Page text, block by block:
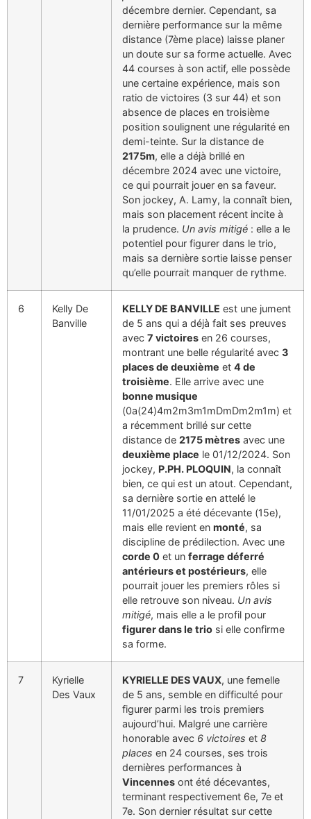
décembre dernier. Cependant, sa
dernière performance sur la même
distance (7ème place) laisse planer
un doute sur sa forme actuelle. Avec
44 courses à son actif, elle possède
une certaine expérience, mais son
ratio de victoires (3 sur 44) et son
absence de places en troisième
position soulignent une régularité en
demi-teinte. Sur la distance de
2175m, elle a déjà brillé en
décembre 2024 avec une victoire,
ce qui pourrait jouer en sa faveur.
Son jockey, A. Lamy, la connaît bien,
mais son placement récent incite à
la prudence. Un avis mitigé : elle a le
potentiel pour figurer dans le trio,
mais sa dernière sortie laisse penser
qu’elle pourrait manquer de rythme.
6
Kelly De
Banville
KELLY DE BANVILLE est une jument
de 5 ans qui a déjà fait ses preuves
avec 7 victoires en 26 courses,
montrant une belle régularité avec 3
places de deuxième et 4 de
troisième. Elle arrive avec une
bonne musique
(0a(24)4m2m3m1mDmDm2m1m) et
a récemment brillé sur cette
distance de 2175 mètres avec une
deuxième place le 01/12/2024. Son
jockey, P.PH. PLOQUIN, la connaît
bien, ce qui est un atout. Cependant,
sa dernière sortie en attelé le
11/01/2025 a été décevante (15e),
mais elle revient en monté, sa
discipline de prédilection. Avec une
corde 0 et un ferrage déferré
antérieurs et postérieurs, elle
pourrait jouer les premiers rôles si
elle retrouve son niveau. Un avis
mitigé, mais elle a le profil pour
figurer dans le trio si elle confirme
sa forme.
7
Kyrielle
Des Vaux
KYRIELLE DES VAUX, une femelle
de 5 ans, semble en difficulté pour
figurer parmi les trois premiers
aujourd’hui. Malgré une carrière
honorable avec 6 victoires et 8
places en 24 courses, ses trois
dernières performances à
Vincennes ont été décevantes,
terminant respectivement 6e, 7e et
7e. Son dernier résultat sur cette